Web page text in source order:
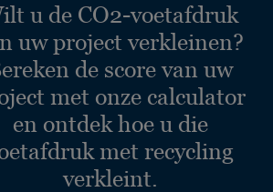
u de CO2-voetafdruk
uw project verkleinen?
de score van uw
met onze calculator
en ontdek hoe u die
met recycling
verkleint.